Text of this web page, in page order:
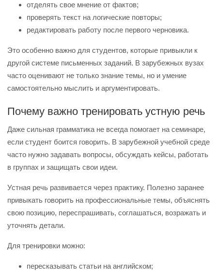
отделять свое мнение от фактов;
проверять текст на логические повторы;
редактировать работу после первого черновика.
Это особенно важно для студентов, которые привыкли к
другой системе письменных заданий. В зарубежных вузах
часто оценивают не только знание темы, но и умение
самостоятельно мыслить и аргументировать.
Почему важно тренировать устную речь
Даже сильная грамматика не всегда помогает на семинаре,
если студент боится говорить. В зарубежной учебной среде
часто нужно задавать вопросы, обсуждать кейсы, работать
в группах и защищать свои идеи.
Устная речь развивается через практику. Полезно заранее
привыкать говорить на профессиональные темы, объяснять
свою позицию, переспрашивать, соглашаться, возражать и
уточнять детали.
Для тренировки можно:
пересказывать статьи на английском;